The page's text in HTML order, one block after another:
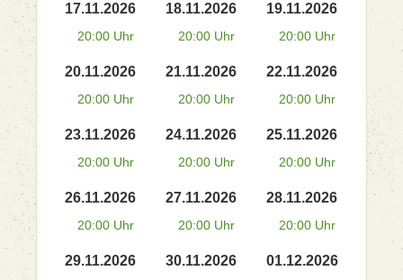
17.11.2026
20:00 Uhr
18.11.2026
20:00 Uhr
19.11.2026
20:00 Uhr
20.11.2026
20:00 Uhr
21.11.2026
20:00 Uhr
22.11.2026
20:00 Uhr
23.11.2026
20:00 Uhr
24.11.2026
20:00 Uhr
25.11.2026
20:00 Uhr
26.11.2026
20:00 Uhr
27.11.2026
20:00 Uhr
28.11.2026
20:00 Uhr
29.11.2026 30.11.2026 01.12.2026